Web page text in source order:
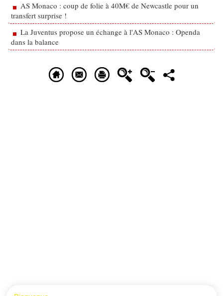
AS Monaco : coup de folie à 40M€ de Newcastle pour un
transfert surprise !
La Juventus propose un échange à l'AS Monaco : Openda
dans la balance